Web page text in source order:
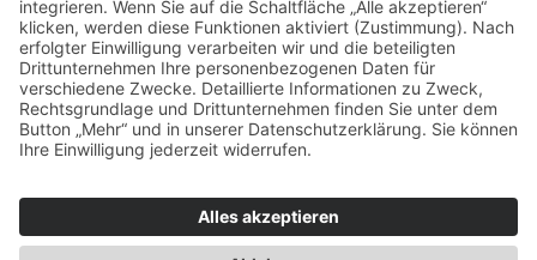
Eigen­tums­woh­nung und bleiben Sie
darin wohnen.
Jetzt Ermittlung starten »